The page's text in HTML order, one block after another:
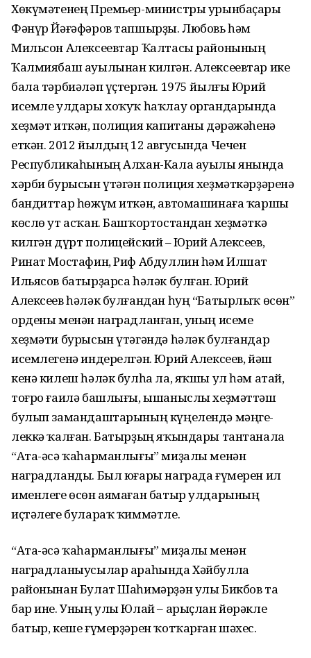
Хөкүмәтенең Премьер-министры урынбаҫары
Фәнүр Йәғәфәров тапшырҙы. Любовь һәм
Мильсон Алексеевтар Ҡалтасы районының
Ҡалмиябаш ауылынан килгән. Алексеевтар ике
бала тәрбиәләп үҫтергән. 1975 йылғы Юрий
исемле улдары хоҡуҡ һаҡлау органдарында
хеҙмәт иткән, полиция капитаны дәрәжәһенә
еткән. 2012 йылдың 12 авгусында Чечен
Республикаһының Алхан-Кала ауылы янында
хәрби бурысын үтәгән полиция хеҙмәткәрҙәренә
бандиттар һөжүм иткән, автомашинаға ҡаршы
көслө ут асҡан. Башҡорт­остандан хеҙмәткә
килгән дүрт полицейский – Юрий Алексеев,
Ринат Мостафин, Риф Абдуллин һәм Илшат
Ильясов батырҙарса һәләк булған. Юрий
Алексеев һәләк булғандан һуң “Батырлыҡ өсөн”
ордены менән наградланған, уның исеме
хеҙмәти бурысын үтәгәндә һәләк булғандар
исемлегенә индерелгән. Юрий Алексеев, йәш
кенә килеш һәләк булһа ла, яҡшы ул һәм атай,
тоғро ғаилә баш­лығы, ышаныслы хеҙмәттәш
булып заман­даштарының күңелендә мәңге­
леккә ҡалған. Батырҙың яҡындары тантанала
“Ата-әсә ҡаһарманлығы” миҙалы менән
наградланды. Был юғары награда ғүмерен ил
именлеге өсөн аямаған батыр улдарының
иҫтәлеге булараҡ ҡиммәтле.
“Ата-әсә ҡаһарманлығы” миҙалы менән
наградланыусылар араһында Хәйбулла
районынан Булат Шаһимәрҙән улы Бикбов та
бар ине. Уның улы Юлай – арыҫлан йөрәкле
батыр, кеше ғүмерҙәрен ҡотҡарған шәхес.